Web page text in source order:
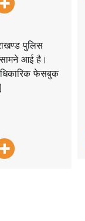
पुलिस
आई है।
फेसबुक